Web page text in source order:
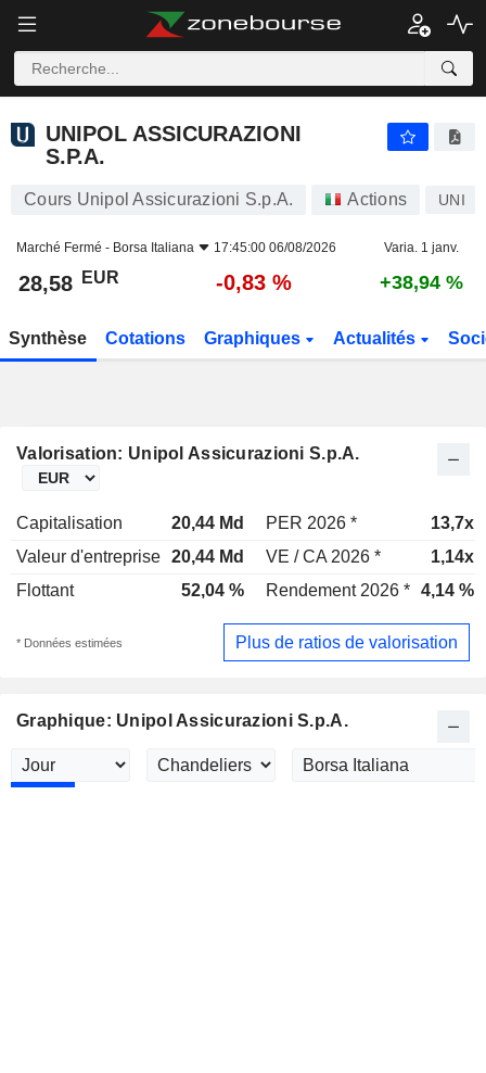
UNIPOL ASSICURAZIONI
S.P.A.
Cours Unipol Assicurazioni S.p.A. Actions UNI
Marché Fermé - Borsa Italiana 17:45:00 06/08/2026 Varia. 1 janv.
28,58 EUR -0,83 % +38,94 %
Synthèse Cotations Graphiques Actualités
Valorisation: Unipol Assicurazioni S.p.A.
Capitalisation 20,44 Md PER 2026 *
13,7x
Valeur d'entreprise 20,44 Md VE / CA 2026 *
1,14x
Flottant
52,04 % Rendement 2026 * 4,14 %
* Données estimées Plus de ratios de valorisation
Graphique: Unipol Assicurazioni S.p.A.